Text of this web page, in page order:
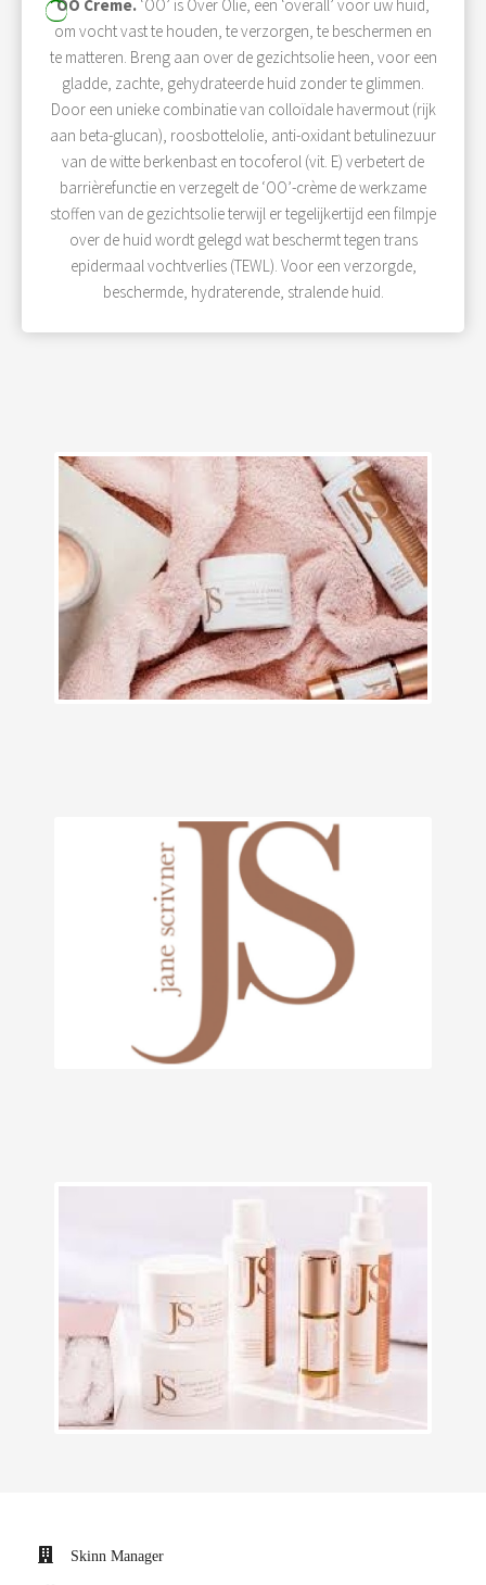
OO Creme. ‘OO’ is Over Olie, een ‘overall’ voor uw huid,
om vocht vast te houden, te verzorgen, te beschermen en
te matteren. Breng aan over de gezichtsolie heen, voor een
gladde, zachte, gehydrateerde huid zonder te glimmen.
Door een unieke combinatie van colloïdale havermout (rijk
aan beta-glucan), roosbottelolie, anti-oxidant betulinezuur
van de witte berkenbast en tocoferol (vit. E) verbetert de
barrièrefunctie en verzegelt de ‘OO’-crème de werkzame
stoffen van de gezichtsolie terwijl er tegelijkertijd een filmpje
over de huid wordt gelegd wat beschermt tegen trans
epidermaal vochtverlies (TEWL). Voor een verzorgde,
beschermde, hydraterende, stralende huid.
Skinn Manager